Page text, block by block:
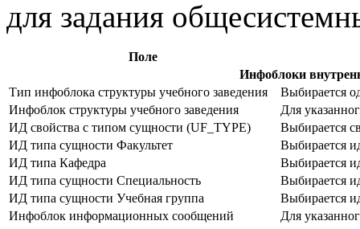
для задания
Поле
Инфоблоки
Тип инфоблока структуры учебного заведения
Выбирается
Инфоблок структуры учебного заведения
Для
ИД свойства с типом сущности (UF_TYPE)
Выбирается
ИД типа сущности Факультет
Выбирается
ИД типа Кафедра
Выбирается
ИД типа сущности Специальность
Выбирается
ИД типа сущности Учебная группа
Выбирается
Инфоблок информационных сообщений
Для